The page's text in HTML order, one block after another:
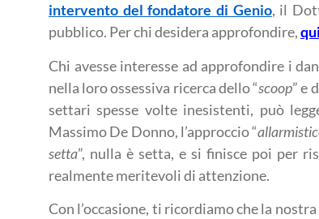
intervento del fondatore di Genio, il
pubblico. Per chi desidera approfondire,qui
Chi avesse interesse ad approfondire i
nella loro ossessiva ricerca dello “scoop” e
settari spesse volte inesistenti, può
Massimo De Donno, l’approccio “
setta”, nulla è setta, e si finisce poi per
realmente meritevoli di attenzione.
Con l’occasione, ti ricordiamo che la